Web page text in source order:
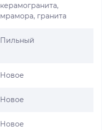
керамогранита,
мрамора, гранита
Пильный
Новое
Новое
Новое